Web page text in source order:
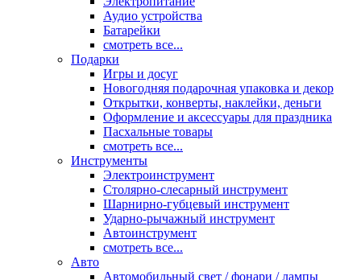
Аудио устройства
Батарейки
смотреть все...
Подарки
Игры и досуг
Новогодняя подарочная упаковка и декор
Открытки, конверты, наклейки, деньги
Оформление и аксессуары для праздника
Пасхальные товары
смотреть все...
Инструменты
Электроинструмент
Столярно-слесарный инструмент
Шарнирно-губцевый инструмент
Ударно-рычажный инструмент
Автоинструмент
смотреть все...
Авто
Автомобильный свет / фонари / лампы